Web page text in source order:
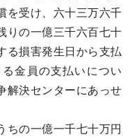
を受け、六十三万六千
りの一億三千六百七十
る損害発生日から支払
金員の支払いについ
解決センターにあっせ
の一億一千七十万円